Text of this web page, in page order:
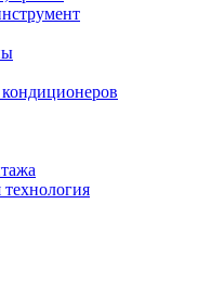
технология